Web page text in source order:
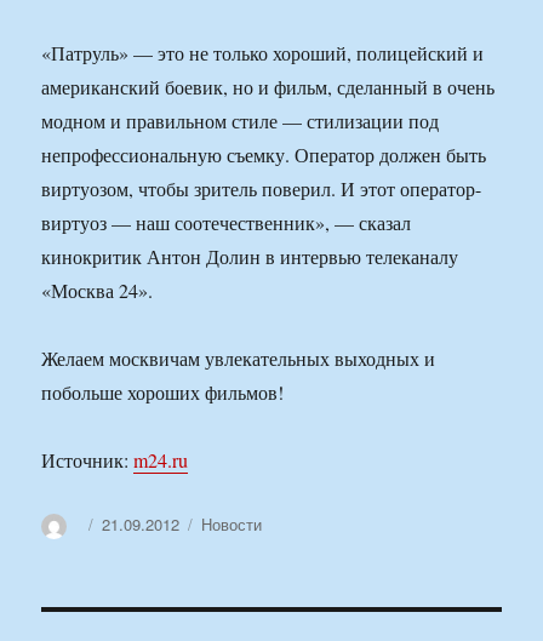
«Патруль» — это не только хороший, полицейский и
американский боевик, но и фильм, сделанный в очень
модном и правильном стиле — стилизации под
непрофессиональную съемку. Оператор должен быть
виртуозом, чтобы зритель поверил. И этот оператор-
виртуоз — наш соотечественник», — сказал
кинокритик Антон Долин в интервью телеканалу
«Москва 24».
Желаем москвичам увлекательных выходных и
побольше хороших фильмов!
Источник:m24.ru
АвторОпубликовано
21.09.2012 Рубрики
Новости